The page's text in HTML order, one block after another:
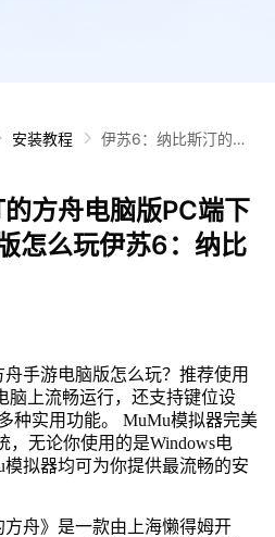
安装教程
伊苏6：纳比斯汀的方
苏6：纳比斯汀的方舟
攻略
方舟电脑版PC端下
怎么玩伊苏6：纳比
手游电脑版怎么玩？推荐使用
脑上流畅运行，还支持键位设
种实用功能。 MuMu模拟器完美
，无论你使用的是Windows电
拟器均可为你提供最流畅的安
方舟》是一款由上海懒得姆开